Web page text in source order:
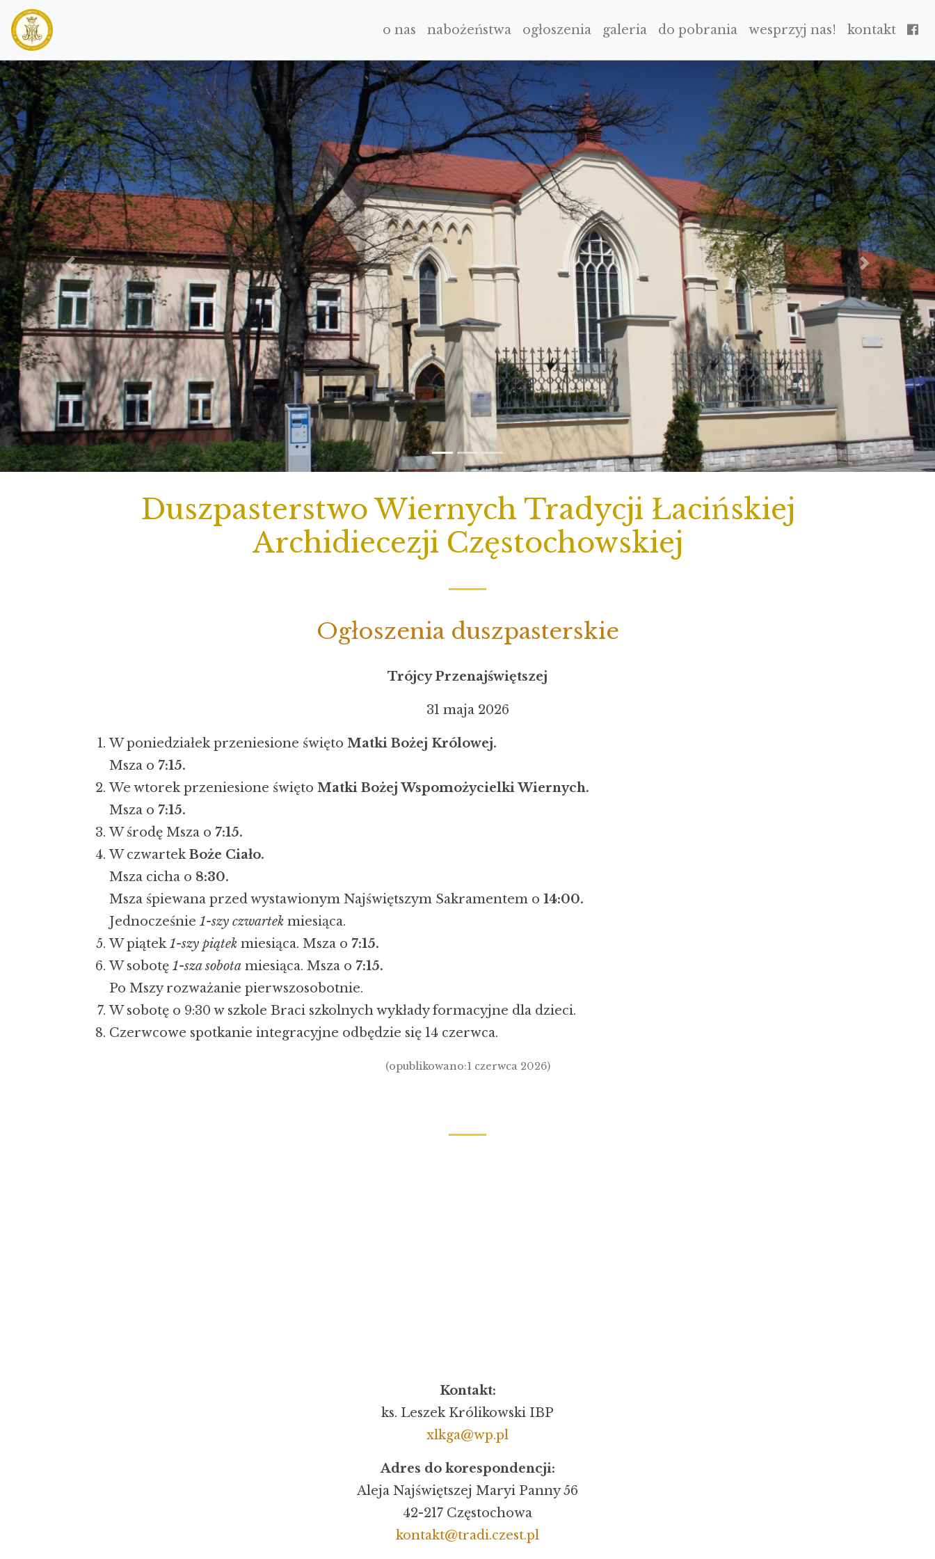
o nas nabożeństwa ogłoszenia galeria do pobrania wesprzyj nas! kontakt
PREVIOUS NEXT
Duszpasterstwo Wiernych Tradycji Łacińskiej
Archidiecezji Częstochowskiej
Ogłoszenia duszpasterskie
Trójcy Przenajświętszej
31 maja 2026
W poniedziałek przeniesione święto Matki Bożej Królowej.
Msza o 7:15.
We wtorek przeniesione święto Matki Bożej Wspomożycielki Wiernych.
Msza o 7:15.
W środę Msza o 7:15.
W czwartekBoże Ciało.
Msza cicha o 8:30.
Msza śpiewana przed wystawionym Najświętszym Sakramentem o 14:00.
Jednocześnie 1-szy czwartek miesiąca.
W piątek1-szy piątek miesiąca. Msza o 7:15.
W sobotę 1-sza sobota miesiąca. Msza o 7:15.
Po Mszy rozważanie pierwszosobotnie.
W sobotę o 9:30 w szkole Braci szkolnych wykłady formacyjne dla dzieci.
Czerwcowe spotkanie integracyjne odbędzie się 14 czerwca.
(opublikowano:1 czerwca 2026)
Kontakt:
ks. Leszek Królikowski IBP
xlkga@wp.pl
Adres do korespondencji:
Aleja Najświętszej Maryi Panny 56
42-217 Częstochowa
kontakt@tradi.czest.pl